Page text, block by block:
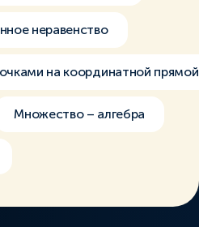
неравенство
на координатной прямой
Множество – алгебра